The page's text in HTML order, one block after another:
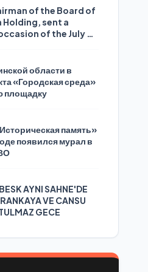
of the Board of
sent a
of the July 24
области в
«Городская среда»
площадку
память»
появился мурал в
AYNI SAHNE'DE
VE CANSU
GECE